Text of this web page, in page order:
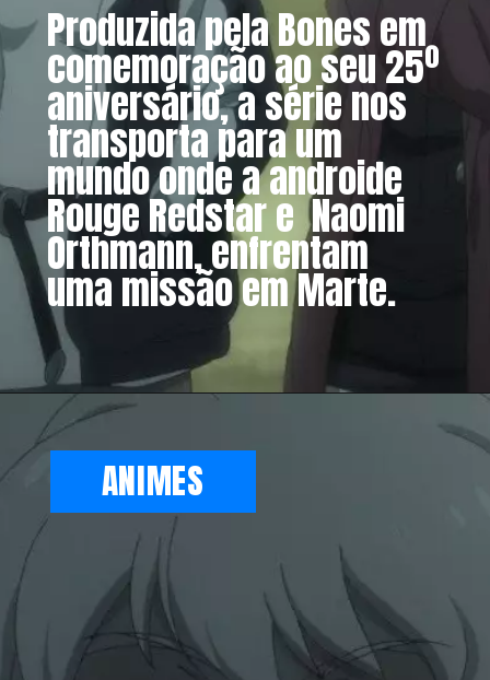
Produzida pela Bones em
comemoração ao seu 25º
aniversário, a série nos
transporta para um
mundo onde a androide
Rouge Redstar e Naomi
Orthmann, enfrentam
uma missão em Marte.
ANIMES